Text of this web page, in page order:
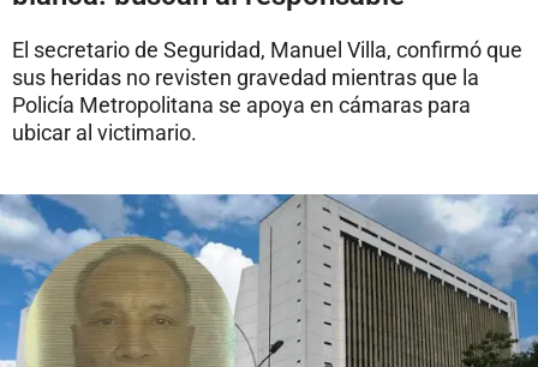
El secretario de Seguridad, Manuel Villa, confirmó que
sus heridas no revisten gravedad mientras que la
Policía Metropolitana se apoya en cámaras para
ubicar al victimario.